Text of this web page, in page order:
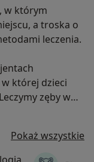
w którym
a troska o
leczenia.
której dzieci
zęby w
i
wachlarz
Pokaż wszystkie